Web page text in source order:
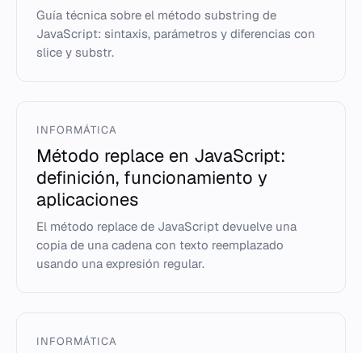
Guía técnica sobre el método substring de
JavaScript: sintaxis, parámetros y diferencias con
slice y substr.
INFORMÁTICA
Método replace en JavaScript:
definición, funcionamiento y
aplicaciones
El método replace de JavaScript devuelve una
copia de una cadena con texto reemplazado
usando una expresión regular.
INFORMÁTICA